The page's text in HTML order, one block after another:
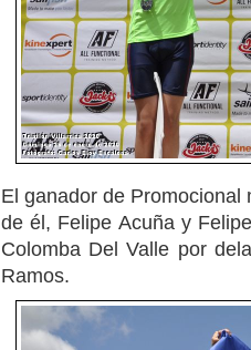
El ganador de
de él, Felipe Acuña y
Colomba Del Valle por
Ramos.